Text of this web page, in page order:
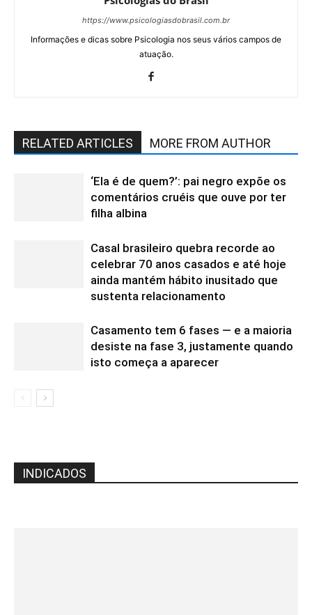
https://www.psicologiasdobrasil.com.br
Informações e dicas sobre Psicologia nos seus vários campos de
atuação.
RELATED ARTICLES MORE FROM AUTHOR
‘Ela é de quem?’: pai negro expõe os
comentários cruéis que ouve por ter
filha albina
Casal brasileiro quebra recorde ao
celebrar 70 anos casados e até hoje
ainda mantém hábito inusitado que
sustenta relacionamento
Casamento tem 6 fases — e a maioria
desiste na fase 3, justamente quando
isto começa a aparecer
INDICADOS